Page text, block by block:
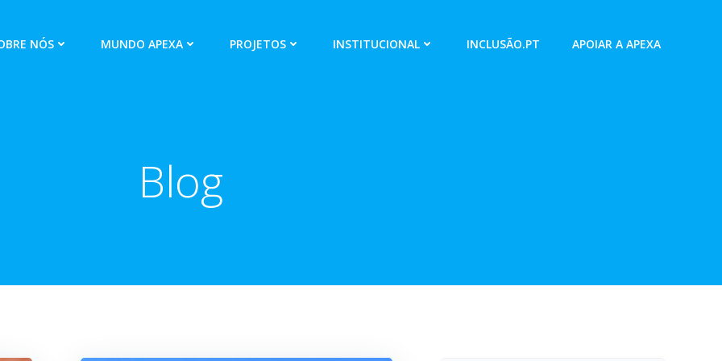
NÓS MUNDO APEXA PROJETOS INSTITUCIONAL INCLUSÃO.PT APOIAR A APEXA
Blog